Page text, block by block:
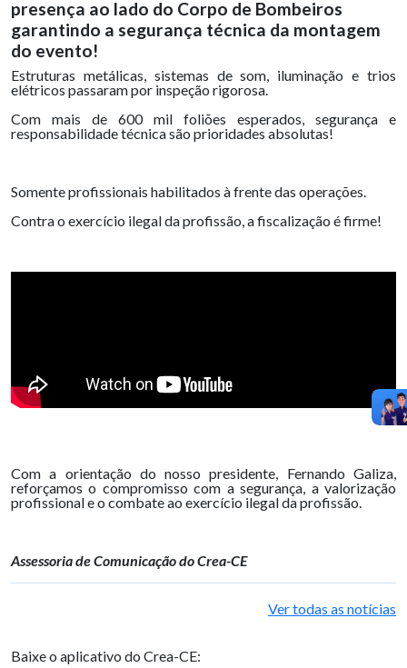
presença ao lado do Corpo de Bombeiros
garantindo a segurança técnica da montagem
do evento!
Estruturas metálicas, sistemas de som, iluminação e trios
elétricos passaram por inspeção rigorosa.
Com mais de 600 mil foliões esperados, segurança e
responsabilidade técnica são prioridades absolutas!
Somente profissionais habilitados à frente das operações.
Contra o exercício ilegal da profissão, a fiscalização é firme!
Com a orientação do nosso presidente, Fernando Galiza,
reforçamos o compromisso com a segurança, a valorização
profissional e o combate ao exercício ilegal da profissão.
Assessoria de Comunicação do Crea-CE
Ver todas as notícias
Baixe o aplicativo do Crea-CE: